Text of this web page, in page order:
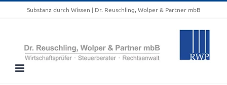
Substanz durch Wissen | Dr. Reuschling, Wolper & Partner mbB